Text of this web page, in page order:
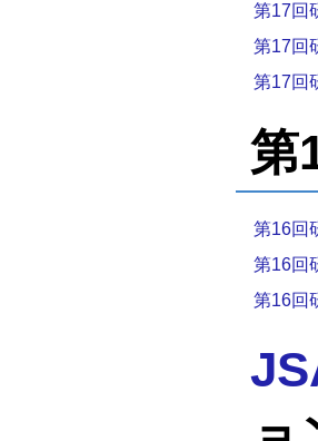
第17回
第17回
第17回
第
第16回
第16回
第16回